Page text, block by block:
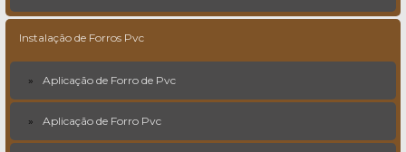
Instalação de Forros Pvc
Aplicação de Forro de Pvc
Aplicação de Forro Pvc